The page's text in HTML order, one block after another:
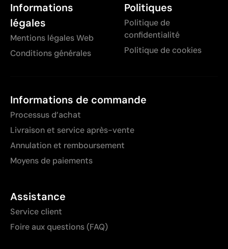
Informations
légales
Mentions légales Web
Conditions générales
Politiques
Politique de
confidentialité
Politique de cookies
Informations de commande
Processus d’achat
Livraison et service après-vente
Annulation et remboursement
Moyens de paiements
Assistance
Service client
Foire aux questions (FAQ)